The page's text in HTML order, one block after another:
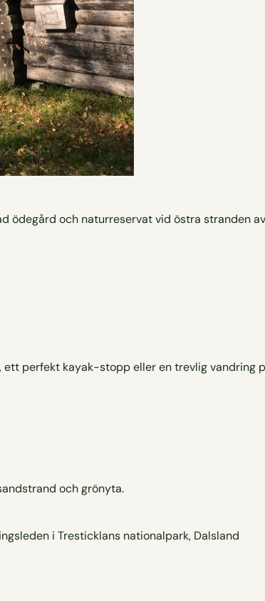
ödegård och naturreservat vid östra stranden
perfekt kayak-stopp eller en trevlig vandring
och grönyta.